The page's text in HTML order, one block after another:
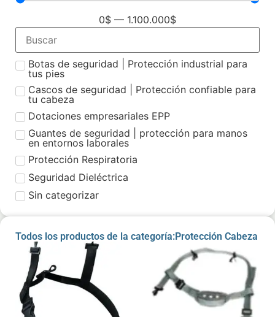
0$ — 1.100.000$
Botas de seguridad | Protección industrial para
tus pies
Cascos de seguridad | Protección confiable para
tu cabeza
Dotaciones empresariales EPP
Guantes de seguridad | protección para manos
en entornos laborales
Protección Respiratoria
Seguridad Dieléctrica
Sin categorizar
Todos los productos de la categoría:Protección Cabeza